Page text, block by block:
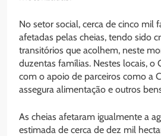
No setor social, cerca de cinco mil
afetadas pelas cheias, tendo sido
transitórios que acolhem, neste
duzentas famílias. Nestes locais, o
com o apoio de parceiros como a
assegura alimentação e outros
As cheias afetaram igualmente a
estimada de cerca de dez mil